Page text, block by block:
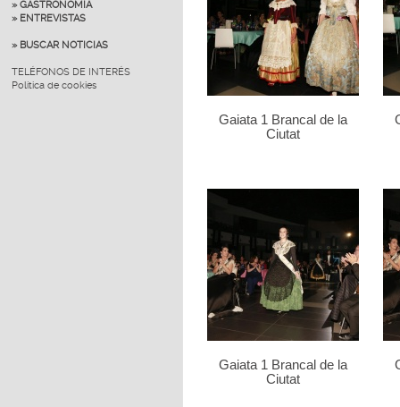
» GASTRONOMÍA
» ENTREVISTAS
» BUSCAR NOTICIAS
TELÉFONOS DE INTERÉS
Política de cookies
Gaiata 1 Brancal de la
Ciutat
Gaiata 1 Brancal de la
Ciutat